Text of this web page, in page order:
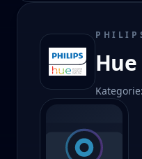
Kategorie: